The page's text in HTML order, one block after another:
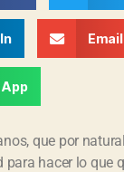
Email
que por
para hacer lo que